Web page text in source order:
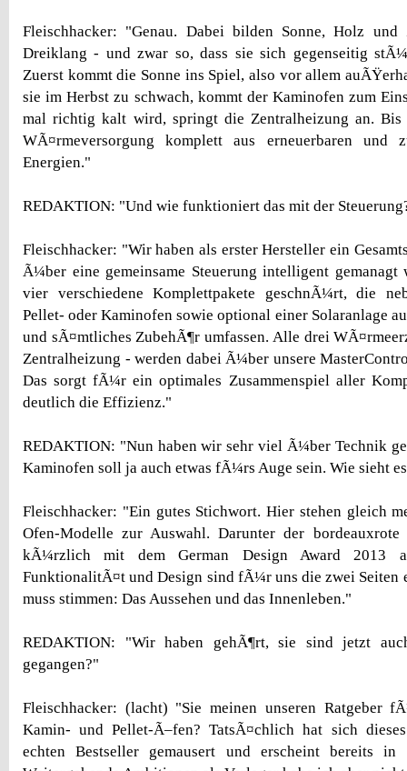
Fleischhacker: "Genau. Dabei bilden Sonne, Holz und
Dreiklang - und zwar so, dass sie sich gegenseitig
Zuerst kommt die Sonne ins Spiel, also vor allem
sie im Herbst zu schwach, kommt der Kaminofen zum
mal richtig kalt wird, springt die Zentralheizung an.
WÃ¤rmeversorgung komplett aus erneuerbaren und
Energien."
REDAKTION: "Und wie funktioniert das mit der
Fleischhacker: "Wir haben als erster Hersteller ein
Ã¼ber eine gemeinsame Steuerung intelligent
vier verschiedene Komplettpakete geschnÃ¼rt, die
Pellet- oder Kaminofen sowie optional einer Solaranlage
und sÃ¤mtliches ZubehÃ¶r umfassen. Alle drei
Zentralheizung - werden dabei Ã¼ber unsere
Das sorgt fÃ¼r ein optimales Zusammenspiel aller
deutlich die Effizienz."
REDAKTION: "Nun haben wir sehr viel Ã¼ber Technik
Kaminofen soll ja auch etwas fÃ¼rs Auge sein. Wie sieht
Fleischhacker: "Ein gutes Stichwort. Hier stehen gleich
Ofen-Modelle zur Auswahl. Darunter der
kÃ¼rzlich mit dem German Design Award 2013
FunktionalitÃ¤t und Design sind fÃ¼r uns die zwei Seiten
muss stimmen: Das Aussehen und das Innenleben."
REDAKTION: "Wir haben gehÃ¶rt, sie sind jetzt
gegangen?"
Fleischhacker: (lacht) "Sie meinen unseren Ratgeber
Kamin- und Pellet-Ã–fen? TatsÃ¤chlich hat sich
echten Bestseller gemausert und erscheint bereits